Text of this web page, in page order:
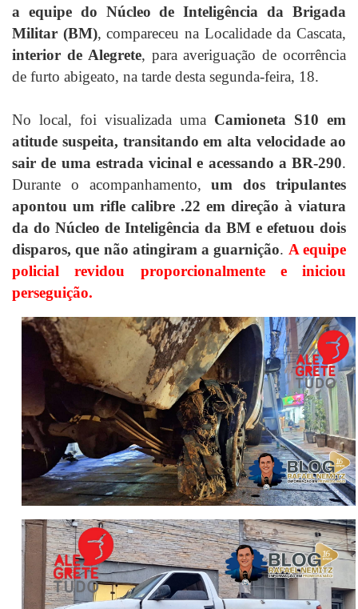
a equipe do Núcleo de Inteligência da Brigada
Militar (BM), compareceu na Localidade da Cascata,
interior de Alegrete, para averiguação de ocorrência
de furto abigeato, na tarde desta segunda-feira, 18.
No local, foi visualizada uma Camioneta S10 em
atitude suspeita, transitando em alta velocidade ao
sair de uma estrada vicinal e acessando a BR-290.
Durante o acompanhamento,um dos tripulantes
apontou um rifle calibre .22 em direção à viatura
da do Núcleo de Inteligência da BM e efetuou dois
disparos, que não atingiram a guarnição. A equipe
policial revidou proporcionalmente e iniciou
perseguição.